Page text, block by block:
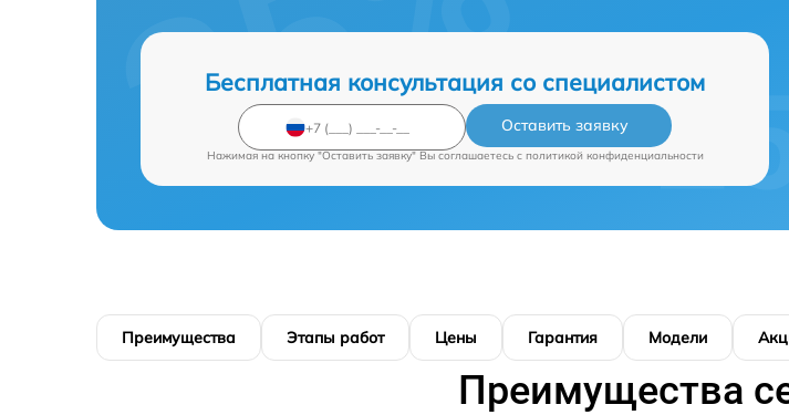
Бесплатная консультация со специалистом
Оставить заявку
Нажимая на кнопку "Оставить заявку" Вы соглашаетесь c политикой конфиденциальности
Преимущества Этапы работ Цены Гарантия Модели
Преимущества